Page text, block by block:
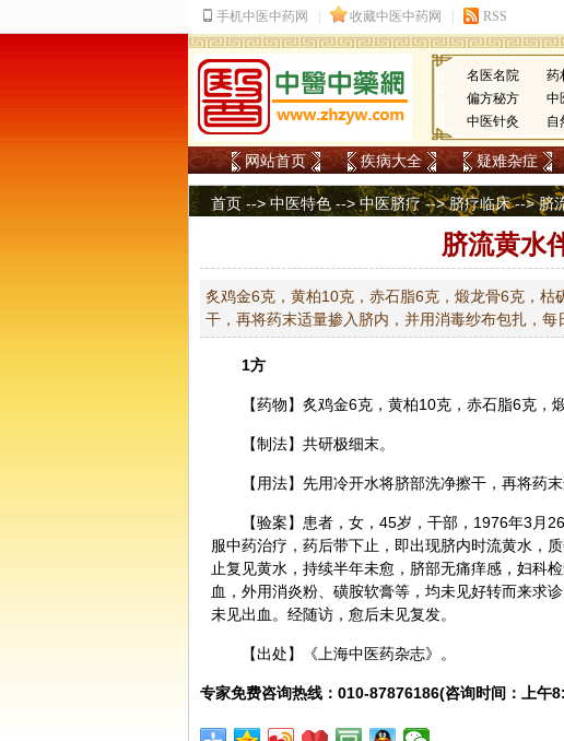
名医名院 药
偏方秘方
中
中医针灸
自
网站首页 疾病大全 疑难杂症
首页 -->中医特色 -->中医脐疗-->脐疗临床--> 脐
脐流黄水
炙鸡金6克，黄柏10克，赤石脂6克，煅龙骨6克，
干，再将药末适量掺入脐内，并用消毒纱布包扎，每
1方
【药物】炙鸡金6克， 黄柏10克， 赤石脂6克，
【制法】共研极细末。
【用法】先用冷开水将脐部洗净擦干，再将药
【验案】患者，女，45岁，干部，1976年3月
服中药治疗，药后带下止，即出现脐内时流黄水，
止复见黄水，持续半年未愈，脐部无痛痒感， 妇科
血，外用消炎粉、磺胺软膏等，均未见好转而来求
未见出血。经随访，愈后未见复发。
【出处】《上海中医药杂志》。
专家免费咨询热线：010-87876186(咨询时间：上午